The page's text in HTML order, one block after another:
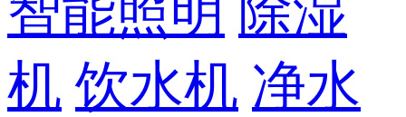
智能照明 除湿
机 饮水机 净水